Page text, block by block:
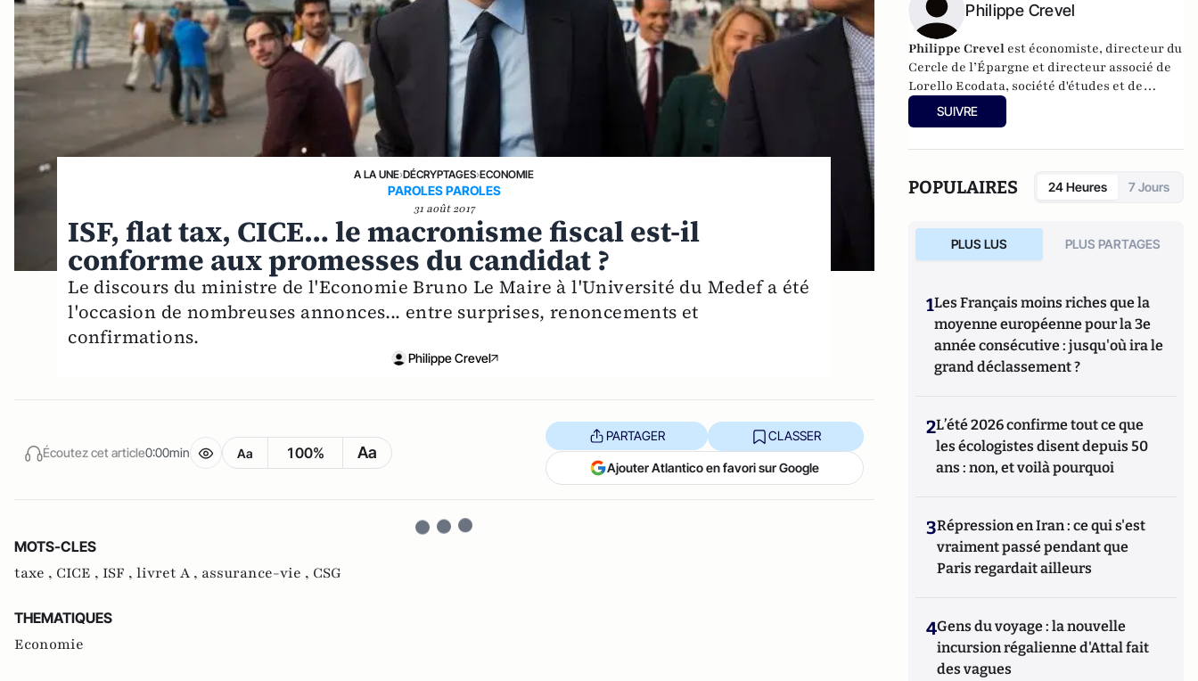
A LA UNE›DÉCRYPTAGES›ECONOMIE
PAROLES PAROLES
31 août 2017
ISF, flat tax, CICE… le macronisme fiscal est-il
conforme aux promesses du candidat ?
Le discours du ministre de l'Economie Bruno Le Maire à l'Université du Medef a été
l'occasion de nombreuses annonces... entre surprises, renoncements et
confirmations.
Philippe Crevel
Écoutez cet article0:00min Aa 100% Aa
PARTAGER CLASSER
Ajouter Atlantico en favori sur Google
MOTS-CLES
taxe , CICE , ISF , livret A , assurance-vie , CSG
THEMATIQUES
Economie
Philippe Crevel
Philippe Crevel est économiste, directeur du
Cercle de l’Épargne et directeur associé de
Lorello Ecodata, société d'études et de
conseils en stratégies économiques.
SUIVRE
POPULAIRES 24 Heures 7 Jours
PLUS LUS PLUS PARTAGES
1Les Français moins riches que la
moyenne européenne pour la 3e
année consécutive : jusqu'où ira le
grand déclassement ?
2L’été 2026 confirme tout ce que
les écologistes disent depuis 50
ans : non, et voilà pourquoi
3Répression en Iran : ce qui s'est
vraiment passé pendant que
Paris regardait ailleurs
4Gens du voyage : la nouvelle
incursion régalienne d'Attal fait
des vagues